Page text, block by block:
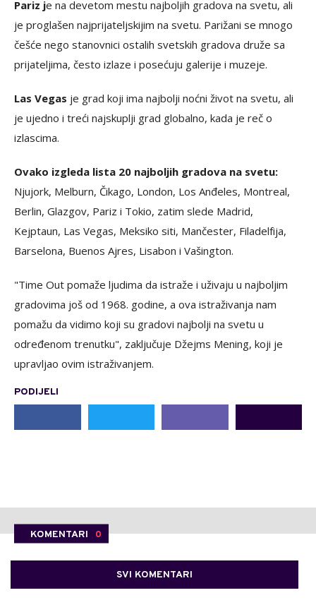
Pariz je na devetom mestu najboljih gradova na svetu, ali
je proglašen najprijateljskijim na svetu. Parižani se mnogo
češće nego stanovnici ostalih svetskih gradova druže sa
prijateljima, često izlaze i posećuju galerije i muzeje.
Las Vegas je grad koji ima najbolji noćni život na svetu, ali
je ujedno i treći najskuplji grad globalno, kada je reč o
izlascima.
Ovako izgleda lista 20 najboljih gradova na svetu:
Njujork, Melburn, Čikago, London, Los Anđeles, Montreal,
Berlin, Glazgov, Pariz i Tokio, zatim slede Madrid,
Kejptaun, Las Vegas, Meksiko siti, Mančester, Filadelfija,
Barselona, Buenos Ajres, Lisabon i Vašington.
"Time Out pomaže ljudima da istraže i uživaju u najboljim
gradovima još od 1968. godine, a ova istraživanja nam
pomažu da vidimo koji su gradovi najbolji na svetu u
određenom trenutku", zaključuje Džejms Mening, koji je
upravljao ovim istraživanjem.
PODIJELI
KOMENTARI 0
SVI KOMENTARI